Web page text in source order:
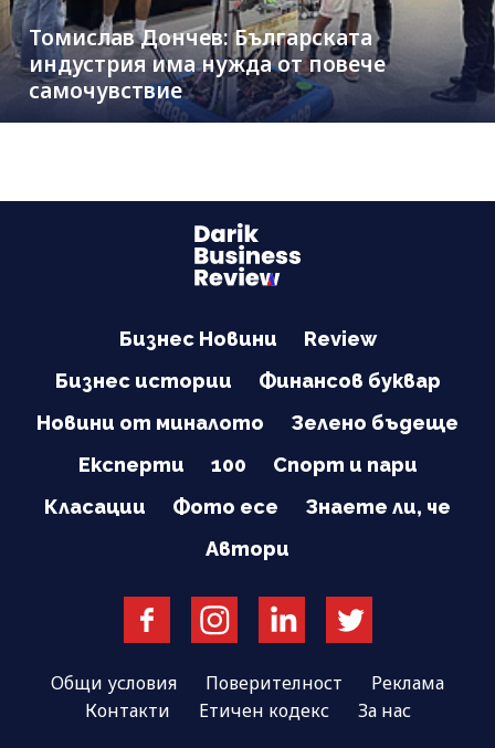
Томислав Дончев: Българската
индустрия има нужда от повече
самочувствие
Бизнес Новини
Review
Бизнес истории
Финансов буквар
Новини от миналото
Зелено бъдеще
Експерти
100
Спорт и пари
Класации
Фото есе
Знаете ли, че
Автори
Общи условия Поверителност
Реклама
Контакти
Етичен кодекс За нас